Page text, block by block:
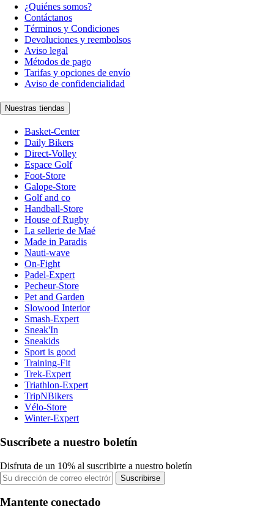
¿Quiénes somos?
Contáctanos
Términos y Condiciones
Devoluciones y reembolsos
Aviso legal
Métodos de pago
Tarifas y opciones de envío
Aviso de confidencialidad
Nuestras tiendas
Basket-Center
Daily Bikers
Direct-Volley
Espace Golf
Foot-Store
Galope-Store
Golf and co
Handball-Store
House of Rugby
La sellerie de Maé
Made in Paradis
Nauti-wave
On-Fight
Padel-Expert
Pecheur-Store
Pet and Garden
Slowood Interior
Smash-Expert
Sneak'In
Sneakids
Sport is good
Training-Fit
Trek-Expert
Triathlon-Expert
TripNBikers
Vélo-Store
Winter-Expert
Suscríbete a nuestro boletín
Disfruta de un 10% al suscribirte a nuestro boletín
Suscribirse
Mantente conectado